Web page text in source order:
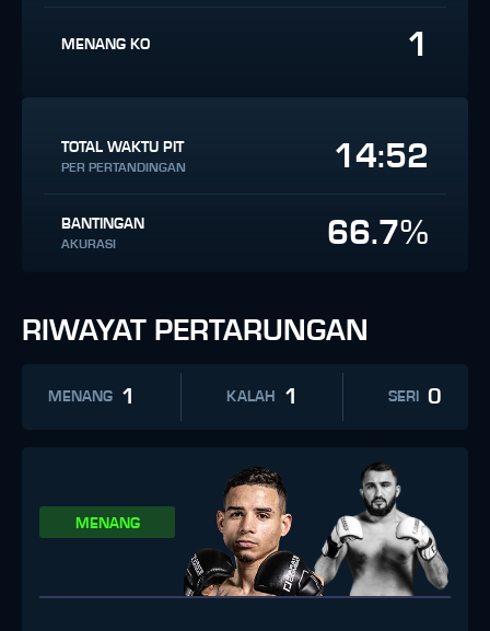
MENANG KO 1
TOTAL WAKTU PIT
PER PERTANDINGAN 14:52
BANTINGAN
AKURASI 66.7%
RIWAYAT PERTARUNGAN
MENANG 1 KALAH 1 SERI 0
MENANG